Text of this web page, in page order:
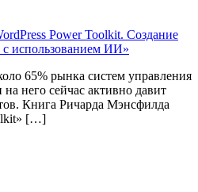
Power Toolkit. Создание
с использованием ИИ»
65% рынка систем управления
него сейчас активно давит
Книга Ричарда Мэнсфилда
[…]